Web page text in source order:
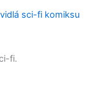
sci-fi komiksu
fi.